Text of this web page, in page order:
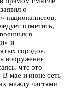
о
националистов,
отметить,
в
и
городов.
вооружение
что это
В мае и июне сеть
между частями